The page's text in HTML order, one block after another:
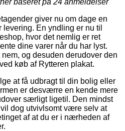
giver nu om dage en
En yndling er nu til
hvor det nemlig er ret
dine varer når du har lyst.
og desuden derudover den
køb af Rytteren plakat.
at få udbragt til din bolig eller
er desværre en kende mere
særligt ligetil. Den mindst
dog utvivlsomt være selv at
af at du er i nærheden af